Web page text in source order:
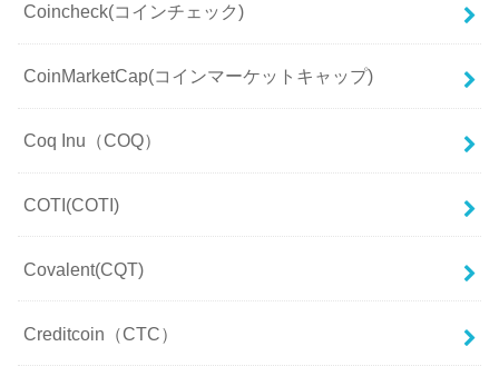
Coincheck(コインチェック)
CoinMarketCap(コインマーケットキャップ)
Coq Inu（COQ）
COTI(COTI)
Covalent(CQT)
Creditcoin（CTC）